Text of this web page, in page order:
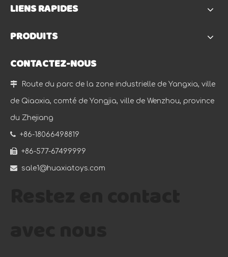
LIENS RAPIDES
PRODUITS
CONTACTEZ-NOUS
 Route du parc de la zone industrielle de Yangxia, ville
de Qiaoxia, comté de Yongjia, ville de Wenzhou, province
du Zhejiang
 +86-18066498819
 +86-577-67499999
 sale1@huaxiatoys.com